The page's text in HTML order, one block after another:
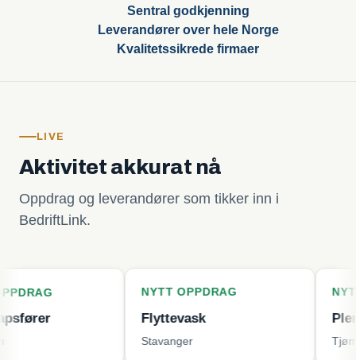
Sentral godkjenning
Leverandører over hele Norge
Kvalitetssikrede firmaer
LIVE
Aktivitet akkurat nå
Oppdrag og leverandører som tikker inn i
BedriftLink.
NYTT OPPDRAG
Flyttevask
NYTT